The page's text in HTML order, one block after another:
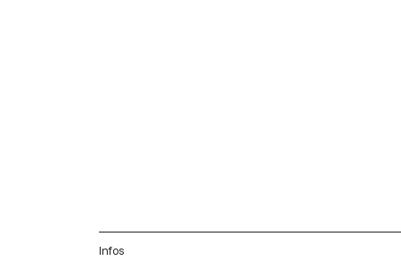
Infos